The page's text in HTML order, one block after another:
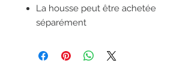
La housse peut être achetée
séparément